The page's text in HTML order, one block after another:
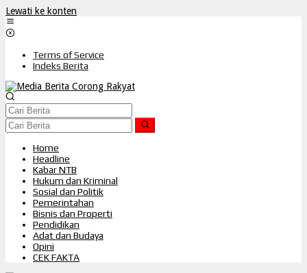
Lewati ke konten
Terms of Service
Indeks Berita
Home
Headline
Kabar NTB
Hukum dan Kriminal
Sosial dan Politik
Pemerintahan
Bisnis dan Properti
Pendidikan
Adat dan Budaya
Opini
CEK FAKTA